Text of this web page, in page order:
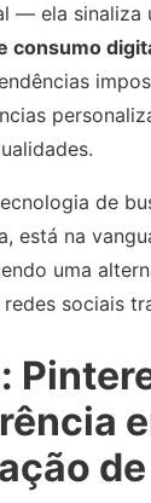
— ela sinaliza
consumo
de
está na
uma
sociais